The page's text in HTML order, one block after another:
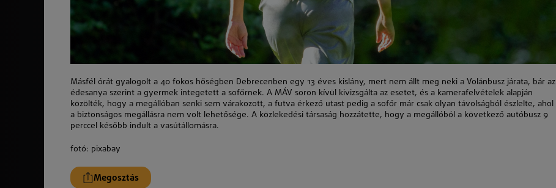
Másfél órát gyalogolt a 40 fokos hőségben Debrecenben egy 13 éves kislány, mert nem állt meg neki a Volánbusz járata, bár az
édesanya szerint a gyermek integetett a sofőrnek. A MÁV soron kívül kivizsgálta az esetet, és a kamerafelvételek alapján
közölték, hogy a megállóban senki sem várakozott, a futva érkező utast pedig a sofőr már csak olyan távolságból észlelte, ahol
a biztonságos megállásra nem volt lehetősége. A közlekedési társaság hozzátette, hogy a megállóból a következő autóbusz 9
perccel később indult a vasútállomásra.
fotó: pixabay
Megosztás